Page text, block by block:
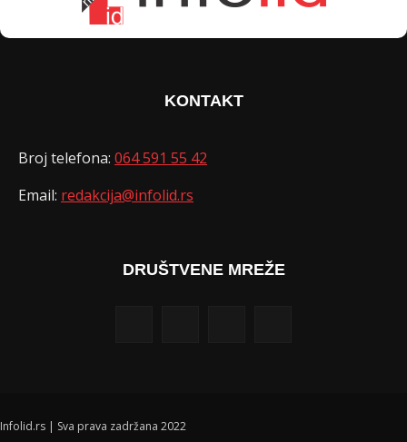
KONTAKT
Broj telefona: 064 591 55 42
Email: redakcija@infolid.rs
DRUŠTVENE MREŽE
Infolid.rs | Sva prava zadržana 2022